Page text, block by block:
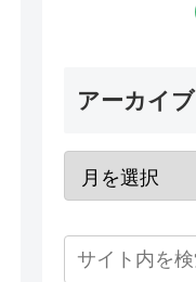
アーカイブ